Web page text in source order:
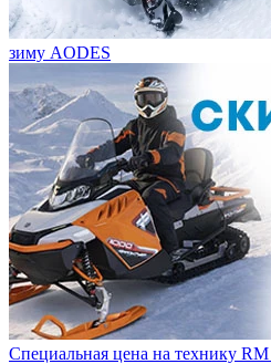
зиму AODES
Специальная цена на технику